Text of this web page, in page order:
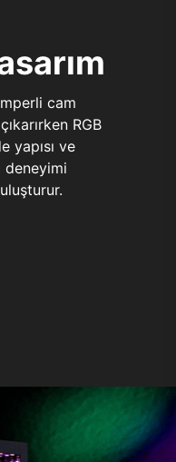
cam
RGB
yapısı ve
deneyimi